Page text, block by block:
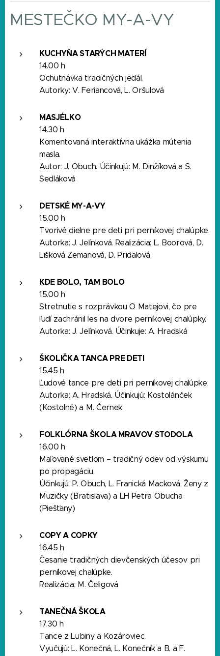
MESTEČKO MY-A-VY
KUCHYŇA STARÝCH MATERÍ
14.00 h
Ochutnávka tradičných jedál.
Autorky: V. Feriancová, L. Oršulová
MASJÉLKO
14.30 h
Komentovaná interaktívna ukážka mútenia
masla.
Autor: J. Obuch. Účinkujú: M. Dinžíková a S.
Sedláková
DETSKÉ MY-A-VY
15.00 h
Tvorivé dielne pre deti pri perníkovej chalúpke.
Autorka: J. Jelínková. Realizácia: Ľ. Boorová, D.
Lišková Zemanová, D. Pridalová
KDE BOLO, TAM BOLO
15.00 h
Stretnutie s rozprávkou O Matejovi, čo pre
ľudí zachránil les na dvore perníkovej chalúpky.
Autorka: J. Jelínková. Účinkuje: A. Hradská
ŠKOLIČKA TANCA PRE DETI
15.45 h
Ľudové tance pre deti pri perníkovej chalúpke.
Autorka: A. Hradská. Účinkujú: Kostolánček
(Kostolné) a M. Černek
FOLKLÓRNA ŠKOLA MRAVOV STODOLA
16.00 h
Maľované svetlom – tradičný odev od výskumu
po propagáciu.
Účinkujú: P. Obuch, L. Franická Macková, Ženy z
Muzičky (Bratislava) a ĽH Petra Obucha
(Piešťany)
COPY A COPKY
16.45 h
Česanie tradičných dievčenských účesov pri
perníkovej chalúpke.
Realizácia: M. Čeligová
TANEČNÁ ŠKOLA
17.30 h
Tance z Lubiny a Kozároviec.
Vyučujú: L. Konečná, L. Konečník a B. a F.